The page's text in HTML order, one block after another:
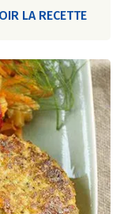
LA RECETTE